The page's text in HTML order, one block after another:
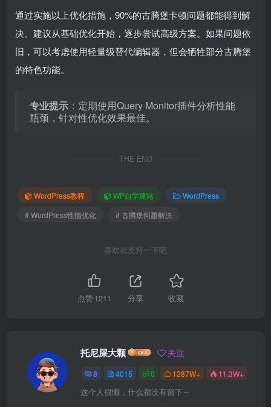
通过实施以上优化措施，90%的古腾堡卡顿问题都能得到解
决。建议从基础优化开始，逐步尝试高级方案。如果问题依
旧，可以考虑使用轻量级替代编辑器，但会牺牲部分古腾堡
的特色功能。
专业提示 ：定期使用Query Monitor插件分析性能
瓶颈，针对性优化效果最佳。
THE END
WordPress教程 WP自学建站
WordPress
# WordPress性能优化
# 古腾堡问题解决
喜欢就支持一下吧
点赞1211 分享 收藏
托尼屎大颗 关注
8 4015 0 1287W+ 11.3W+
这个人很懒，什么都没有留下～